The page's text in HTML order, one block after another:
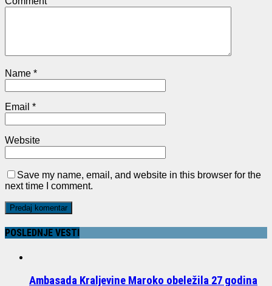
Name *
Email *
Website
Save my name, email, and website in this browser for the
next time I comment.
POSLEDNJE VESTI
Ambasada Kraljevine Maroko obeležila 27 godina